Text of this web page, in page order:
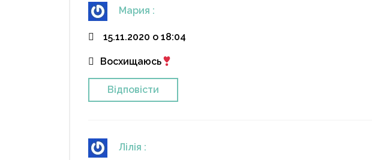
Мария :
15.11.2020 о 18:04
Восхищаюсь
Відповіcти
Лілія :